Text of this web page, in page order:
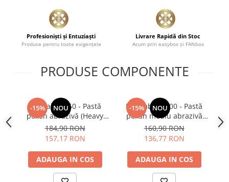
Profesionişti şi Entuziaşti
Produse pentru toate exigenţele
Livrare Rapidă din Stoc
Acum prin easybox şi FANbox
PRODUSE COMPONENTE
-15% NOU
Feynlab® A50 - Pastă
polish abrazivă (Heavy
Cut, 500ml)
184,90 RON
157,17 RON
ADAUGA IN COS
-15% NOU
Feynlab® A500 - Pastă
polish mediu abrazivă
(Medium Cut, 500ml)
160,90 RON
136,77 RON
ADAUGA IN COS